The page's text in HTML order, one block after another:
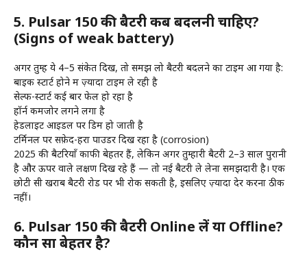
5. Pulsar 150 की बैटरी कब बदलनी चाहिए?
(Signs of weak battery)
अगर तुम्हें ये 4–5 संकेत दिखें, तो समझ लो बैटरी बदलने का टाइम आ गया है:
बाइक स्टार्ट होने में ज़्यादा टाइम ले रही है
सेल्फ-स्टार्ट कई बार फेल हो रहा है
हॉर्न कमजोर लगने लगा है
हेडलाइट आइडल पर डिम हो जाती है
टर्मिनल पर सफ़ेद-हरा पाउडर दिख रहा है (corrosion)
2025 की बैटरियाँ काफी बेहतर हैं, लेकिन अगर तुम्हारी बैटरी 2–3 साल पुरानी
है और ऊपर वाले लक्षण दिख रहे हैं — तो नई बैटरी ले लेना समझदारी है। एक
छोटी सी खराब बैटरी रोड पर भी रोक सकती है, इसलिए ज़्यादा देर करना ठीक
नहीं।
6. Pulsar 150 की बैटरी Online लें या Offline?
कौन सा बेहतर है?